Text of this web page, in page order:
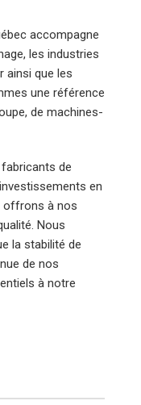
accompagne
les industries
ainsi que les
une référence
de machines-
de
en
offrons à nos
Nous
la stabilité de
de nos
à notre